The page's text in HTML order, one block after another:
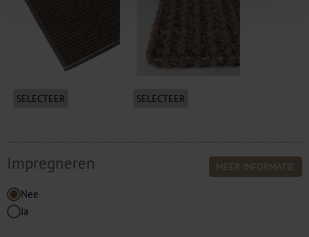
SELECTEER SELECTEER
Impregneren MEER INFORMATIE
Nee
Ja